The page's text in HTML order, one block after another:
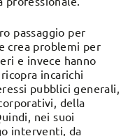
passaggio per
crea problemi per
e invece hanno
incarichi
pubblici generali,
della
nei suoi
interventi, da